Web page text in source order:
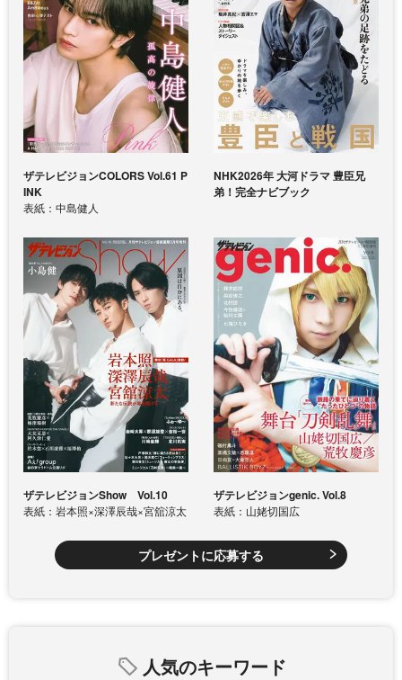
ザテレビジョンCOLORS Vol.61 P
INK
表紙：中島健人
NHK2026年 大河ドラマ 豊臣兄
弟！完全ナビブック
ザテレビジョンShow Vol.10
表紙：岩本照×深澤辰哉×宮舘涼太
ザテレビジョンgenic. Vol.8
表紙：山姥切国広
プレゼントに応募する
人気のキーワード